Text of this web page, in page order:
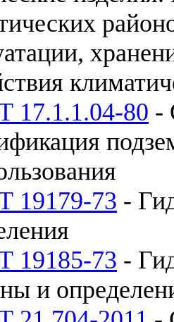
17.1.1.04-80 -
19179-73 -
19185-73 -
и